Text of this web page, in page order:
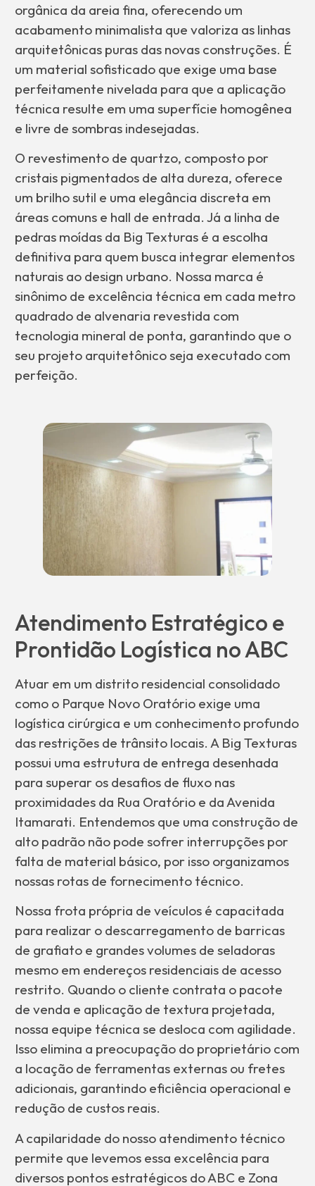
orgânica da areia fina, oferecendo um
acabamento minimalista que valoriza as linhas
arquitetônicas puras das novas construções. É
um material sofisticado que exige uma base
perfeitamente nivelada para que a aplicação
técnica resulte em uma superfície homogênea
e livre de sombras indesejadas.
O revestimento de quartzo, composto por
cristais pigmentados de alta dureza, oferece
um brilho sutil e uma elegância discreta em
áreas comuns e hall de entrada. Já a linha de
pedras moídas da Big Texturas é a escolha
definitiva para quem busca integrar elementos
naturais ao design urbano. Nossa marca é
sinônimo de excelência técnica em cada metro
quadrado de alvenaria revestida com
tecnologia mineral de ponta, garantindo que o
seu projeto arquitetônico seja executado com
perfeição.
Atendimento Estratégico e
Prontidão Logística no ABC
Atuar em um distrito residencial consolidado
como o Parque Novo Oratório exige uma
logística cirúrgica e um conhecimento profundo
das restrições de trânsito locais. A Big Texturas
possui uma estrutura de entrega desenhada
para superar os desafios de fluxo nas
proximidades da Rua Oratório e da Avenida
Itamarati. Entendemos que uma construção de
alto padrão não pode sofrer interrupções por
falta de material básico, por isso organizamos
nossas rotas de fornecimento técnico.
Nossa frota própria de veículos é capacitada
para realizar o descarregamento de barricas
de grafiato e grandes volumes de seladoras
mesmo em endereços residenciais de acesso
restrito. Quando o cliente contrata o pacote
de venda e aplicação de textura projetada,
nossa equipe técnica se desloca com agilidade.
Isso elimina a preocupação do proprietário com
a locação de ferramentas externas ou fretes
adicionais, garantindo eficiência operacional e
redução de custos reais.
A capilaridade do nosso atendimento técnico
permite que levemos essa excelência para
diversos pontos estratégicos do ABC e Zona